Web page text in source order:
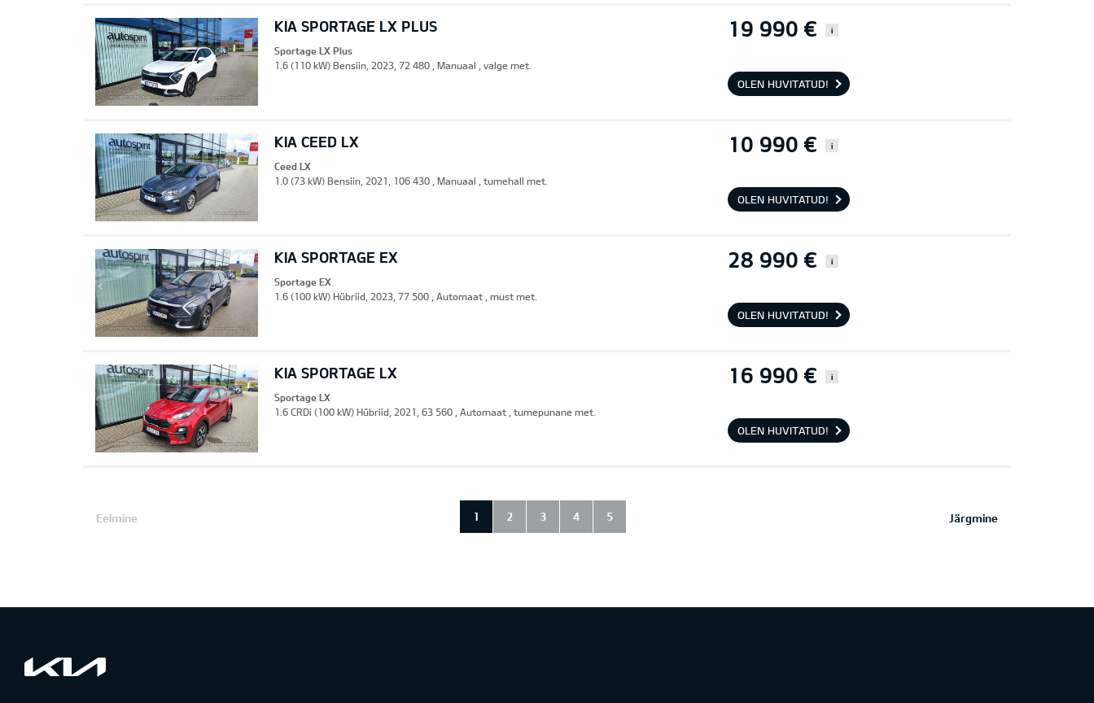
KIA SPORTAGE LX PLUS 19 990 € i
Sportage LX Plus
1.6 (110 kW) Bensiin, 2023, 72 480 , Manuaal , valge met.
OLEN HUVITATUD!
KIA CEED LX 10 990 € i
Ceed LX
1.0 (73 kW) Bensiin, 2021, 106 430 , Manuaal , tumehall met.
OLEN HUVITATUD!
KIA SPORTAGE EX 28 990 € i
Sportage EX
1.6 (100 kW) Hübriid, 2023, 77 500 , Automaat , must met.
OLEN HUVITATUD!
KIA SPORTAGE LX 16 990 € i
Sportage LX
1.6 CRDi (100 kW) Hübriid, 2021, 63 560 , Automaat , tumepunane met.
OLEN HUVITATUD!
Eelmine Järgmine
1 2 3 4 5